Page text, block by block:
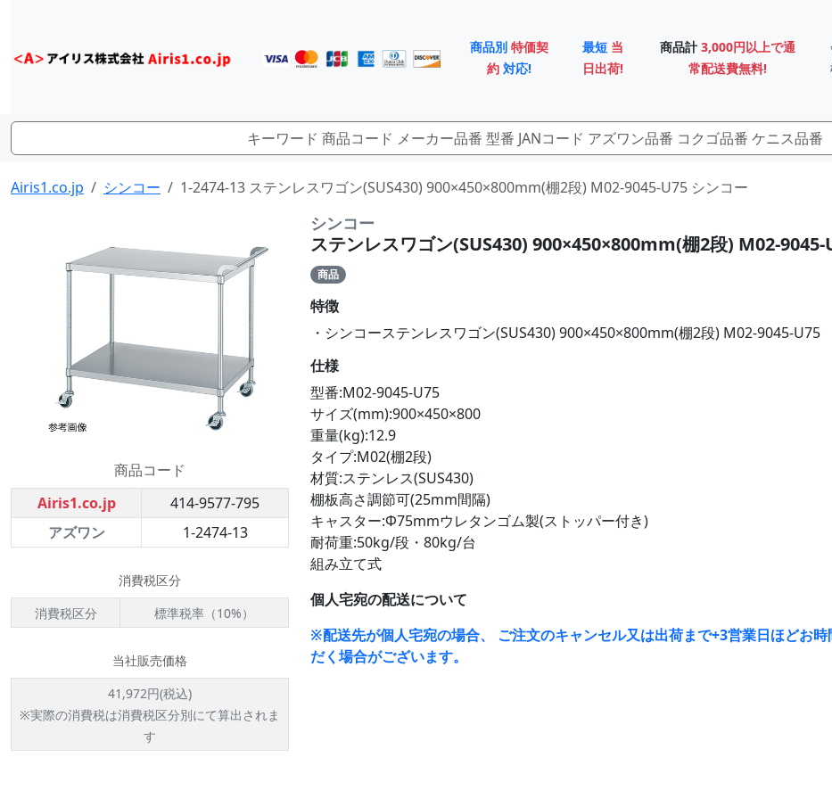
商品別 特価契
約 対応!
最短 当
日出荷!
商品計 3,000円以上で通
常配送費無料!
Airis1.co.jp シンコー 1-2474-13 ステンレスワゴン(SUS430) 900×450×800mm(棚2段) M02-9045-U75 シンコー
商品コード
Airis1.co.jp
414-9577-795
アズワン
1-2474-13
消費税区分
消費税区分
標準税率（10%）
当社販売価格
41,972円(税込)
※実際の消費税は消費税区分別にて算出されま
す
シンコー
ステンレスワゴン(SUS430) 900×450×800mm(棚2段) M02-9045-
商品
特徴
・シンコーステンレスワゴン(SUS430) 900×450×800mm(棚2段) M02-9045-U75
仕様
型番:M02-9045-U75
サイズ(mm):900×450×800
重量(kg):12.9
タイプ:M02(棚2段)
材質:ステンレス(SUS430)
棚板高さ調節可(25mm間隔)
キャスター:Φ75mmウレタンゴム製(ストッパー付き)
耐荷重:50kg/段・80kg/台
組み立て式
個人宅宛の配送について
※配送先が個人宅宛の場合、 ご注文のキャンセル又は出荷まで+3営業日ほどお時
だく場合がございます。